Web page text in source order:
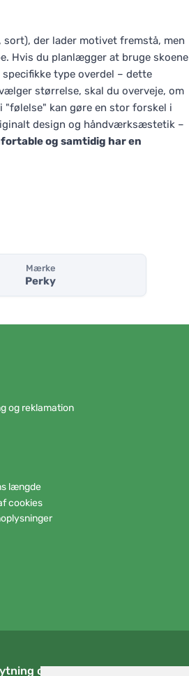
der lader motivet fremstå, men
Hvis du planlægger at bruge skoene
type overdel – dette
størrelse, skal du overveje, om
"følelse" kan gøre en stor forskel i
design og håndværksæstetik –
og samtidig har en
Mærke
Perky
og reklamation
længde
cookies
og returnering